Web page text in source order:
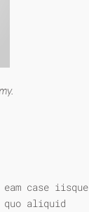
case iisque
quo aliquid